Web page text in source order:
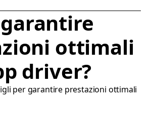
ottimali
driver?
per garantire prestazioni ottimali